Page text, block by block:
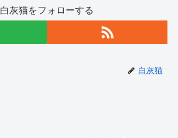
白灰猫をフォローする
白灰猫